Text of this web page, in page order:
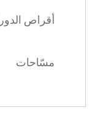
أقراص
مسّاحات